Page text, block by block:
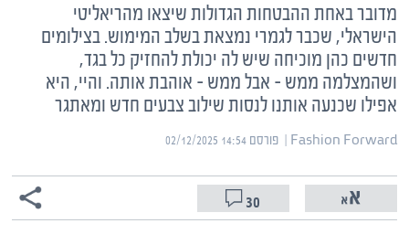
מדובר באחת ההבטחות הגדולות שיצאו מהריאליטי
הישראלי, שכבר לגמרי נמצאת בשלב המימוש. בצילומים
חדשים כהן מוכיחה שיש לה יכולת להחזיק כל בגד,
ושהמצלמה ממש – אבל ממש – אוהבת אותה. והיי, היא
אפילו שכנעה אותנו לנסות שילוב צבעים חדש ומאתגר
Fashion Forward | ‏ פורסם ‎02/12/2025 14:54
30